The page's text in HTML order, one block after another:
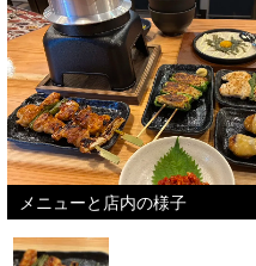
メニューと店内の様子